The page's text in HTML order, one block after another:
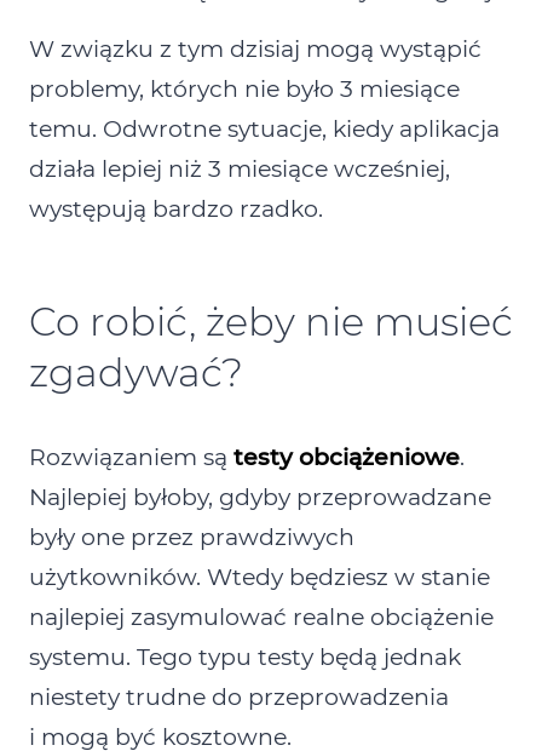
W związku z tym dzisiaj mogą wystąpić
problemy, których nie było 3 miesiące
temu. Odwrotne sytuacje, kiedy aplikacja
działa lepiej niż 3 miesiące wcześniej,
występują bardzo rzadko.
Co robić, żeby nie musieć
zgadywać?
Rozwiązaniem są testy obciążeniowe.
Najlepiej byłoby, gdyby przeprowadzane
były one przez prawdziwych
użytkowników. Wtedy będziesz w stanie
najlepiej zasymulować realne obciążenie
systemu. Tego typu testy będą jednak
niestety trudne do przeprowadzenia
i mogą być kosztowne.